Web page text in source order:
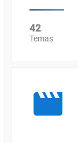
42
Temas